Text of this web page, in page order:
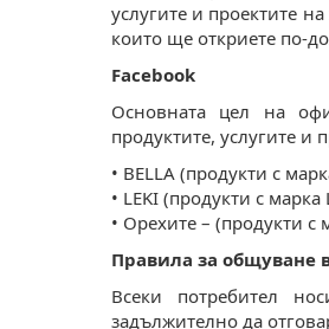
услугите и проектите
които ще откриете по-
Facebook
Основната цел на
продуктите, услугите и
• BELLA (продукти с
• LEKI (продукти с
• Орехите – (продукти с
Правила за общуване
Всеки потребител
задължително да